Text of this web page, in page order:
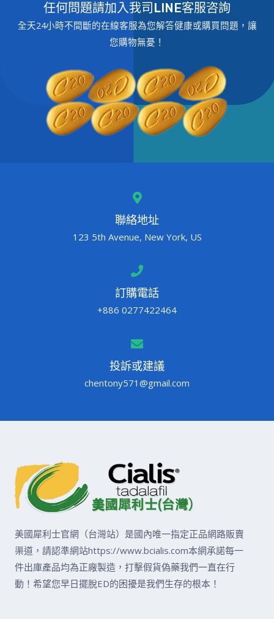
任何問題請加入我司LINE客服咨詢
全天24小時不間斷的在線客服為您解答健康或購買問題，讓
您購物無憂！
聯絡地址
123 5th Avenue, New York, US
訂購電話
+886 0277422464
投訴或建議
chentony571@gmail.com
美國犀利士官網（台灣站）是國內唯一指定正品網路販賣
渠道，請認準網站https://www.bcialis.com本網承諾每一
件出庫產品均為正廠製造，打擊假貨偽藥我們一直在行
動！希望您早日擺脫ED的困擾是我們生存的根本！